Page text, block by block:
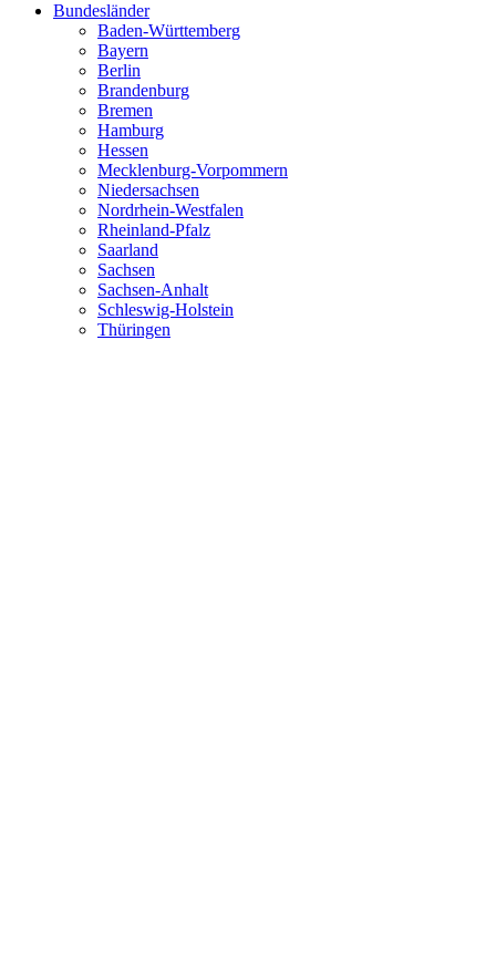
Bundesländer
Baden-Württemberg
Bayern
Berlin
Brandenburg
Bremen
Hamburg
Hessen
Mecklenburg-Vorpommern
Niedersachsen
Nordrhein-Westfalen
Rheinland-Pfalz
Saarland
Sachsen
Sachsen-Anhalt
Schleswig-Holstein
Thüringen